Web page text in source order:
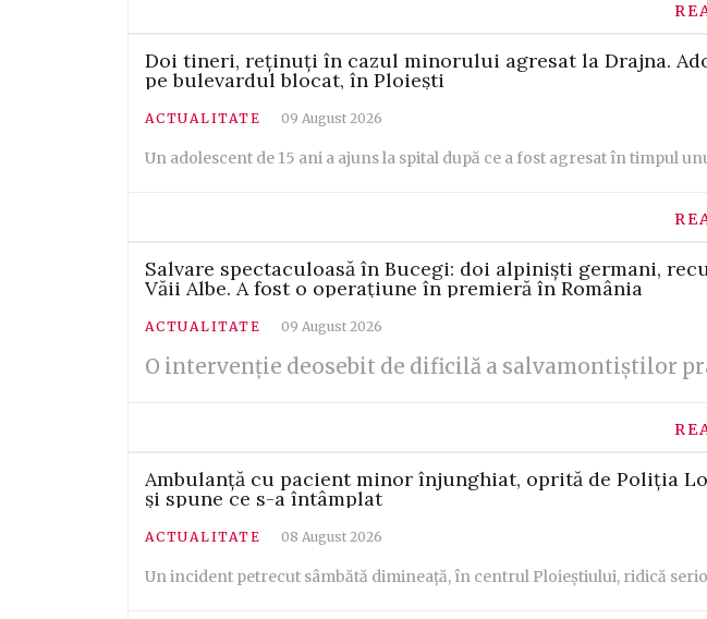
Doi tineri, reținuți în cazul minorului agresat la Drajna.
pe bulevardul blocat, în Ploiești
ACTUALITATE 09 August 2026
Un adolescent de 15 ani a ajuns la spital după ce a fost agresat în timpul
Salvare spectaculoasă în Bucegi: doi alpiniști germani,
Văii Albe. A fost o operațiune în premieră în România
ACTUALITATE 09 August 2026
O intervenție deosebit de dificilă a salvamontiștilor
Ambulanță cu pacient minor înjunghiat, oprită de Poliția
și spune ce s-a întâmplat
ACTUALITATE 08 August 2026
Un incident petrecut sâmbătă dimineață, în centrul Ploieștiului, ridică